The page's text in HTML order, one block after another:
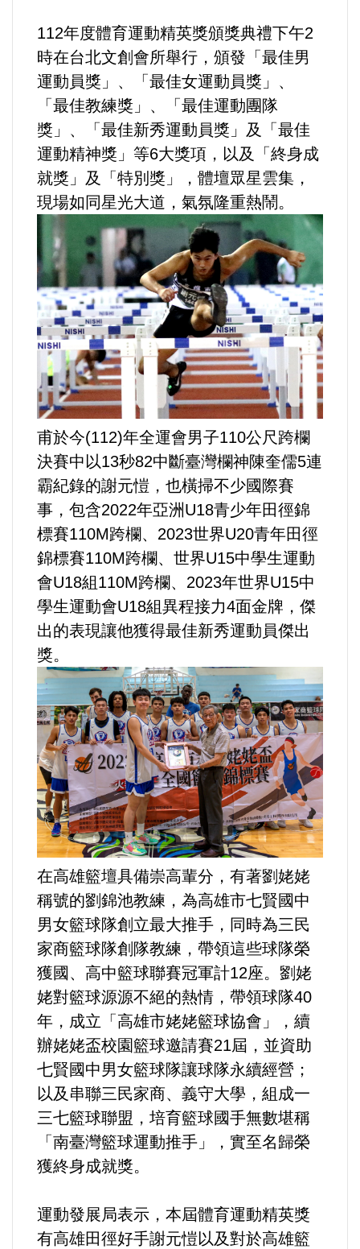
中美台
正能量
餐飲美食
蔬/素食
法制/司法/監督
防災/救災
考試/監察
國安/國防/外交
都市發展與都市建設
財務金融/稅制改革
選舉/民調
觀光旅遊
生物科技
出版（影音/圖書/雜誌）
發明/專利
文化資產/文物保護
旅館/民宿
好人好事/人物介紹
112年度體育運動精英獎頒獎典禮下午2
時在台北文創會所舉行，頒發「最佳男
運動員獎」、「最佳女運動員獎」、
「最佳教練獎」、「最佳運動團隊
獎」、「最佳新秀運動員獎」及「最佳
運動精神獎」等6大獎項，以及「終身成
就獎」及「特別獎」，體壇眾星雲集，
現場如同星光大道，氣氛隆重熱鬧。
甫於今(112)年全運會男子110公尺跨欄
決賽中以13秒82中斷臺灣欄神陳奎儒5連
霸紀錄的謝元愷，也橫掃不少國際賽
事，包含2022年亞洲U18青少年田徑錦
標賽110M跨欄、2023世界U20青年田徑
錦標賽110M跨欄、世界U15中學生運動
會U18組110M跨欄、2023年世界U15中
學生運動會U18組異程接力4面金牌，傑
出的表現讓他獲得最佳新秀運動員傑出
獎。
在高雄籃壇具備崇高輩分，有著劉姥姥
稱號的劉錦池教練，為高雄市七賢國中
男女籃球隊創立最大推手，同時為三民
家商籃球隊創隊教練，帶領這些球隊榮
獲國、高中籃球聯賽冠軍計12座。劉姥
姥對籃球源源不絕的熱情，帶領球隊40
年，成立「高雄市姥姥籃球協會」，續
辦姥姥盃校園籃球邀請賽21屆，並資助
七賢國中男女籃球隊讓球隊永續經營；
以及串聯三民家商、義守大學，組成一
三七籃球聯盟，培育籃球國手無數堪稱
「南臺灣籃球運動推手」，實至名歸榮
獲終身成就獎。
運動發展局表示，本屆體育運動精英獎
有高雄田徑好手謝元愷以及對於高雄籃